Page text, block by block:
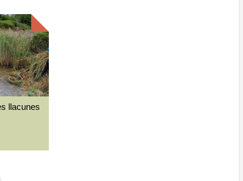
llacunes